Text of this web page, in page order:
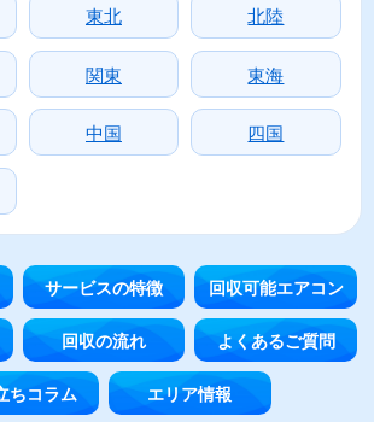
東北 北陸
関東 東海
中国 四国
サービスの特徴 回収可能エアコン
回収の流れ よくあるご質問
ちコラム エリア情報